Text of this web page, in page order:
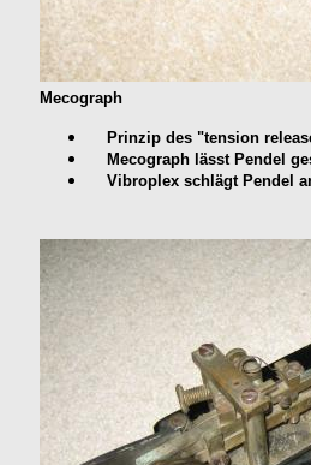
Mecograph
Prinzip des "tension
Mecograph lässt Pendel
Vibroplex schlägt Pendel